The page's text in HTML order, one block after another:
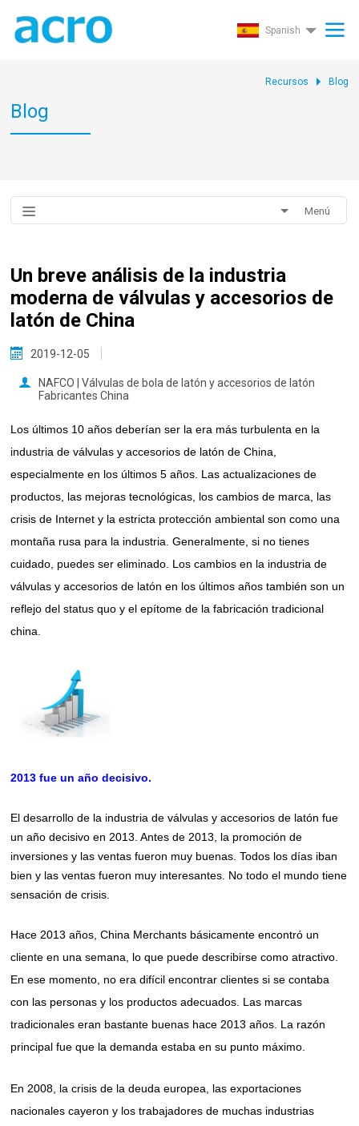
Spanish
Recursos Blog
Blog
Menú
Un breve análisis de la industria
moderna de válvulas y accesorios de
latón de China
2019-12-05
NAFCO | Válvulas de bola de latón y accesorios de latón
Fabricantes China
Los últimos 10 años deberían ser la era más turbulenta en la
industria de válvulas y accesorios de latón de China,
especialmente en los últimos 5 años. Las actualizaciones de
productos, las mejoras tecnológicas, los cambios de marca, las
crisis de Internet y la estricta protección ambiental son como una
montaña rusa para la industria. Generalmente, si no tienes
cuidado, puedes ser eliminado. Los cambios en la industria de
válvulas y accesorios de latón en los últimos años también son un
reflejo del status quo y el epítome de la fabricación tradicional
china.
2013 fue un año decisivo.
El desarrollo de la industria de válvulas y accesorios de latón fue
un año decisivo en 2013. Antes de 2013, la promoción de
inversiones y las ventas fueron muy buenas. Todos los días iban
bien y las ventas fueron muy interesantes. No todo el mundo tiene
sensación de crisis.
Hace 2013 años, China Merchants básicamente encontró un
cliente en una semana, lo que puede describirse como atractivo.
En ese momento, no era difícil encontrar clientes si se contaba
con las personas y los productos adecuados. Las marcas
tradicionales eran bastante buenas hace 2013 años. La razón
principal fue que la demanda estaba en su punto máximo.
En 2008, la crisis de la deuda europea, las exportaciones
nacionales cayeron y los trabajadores de muchas industrias